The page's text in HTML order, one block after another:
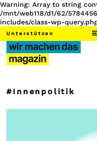
Warning: Array to string
/mnt/web118/d1/62/
includes/class-wp-
Unterstützen
#Innenpolitik